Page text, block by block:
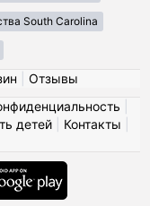
South Carolina
Отзывы
детей| Контакты